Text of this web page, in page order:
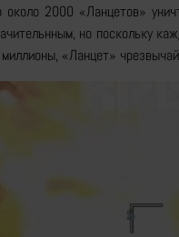
2000 «Ланцетов»
но поскольку
«Ланцет»